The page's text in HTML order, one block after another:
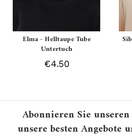
Elma - Helltaupe Tube
Untertuch
€4.50
Abonnieren Sie
unsere besten Angebote